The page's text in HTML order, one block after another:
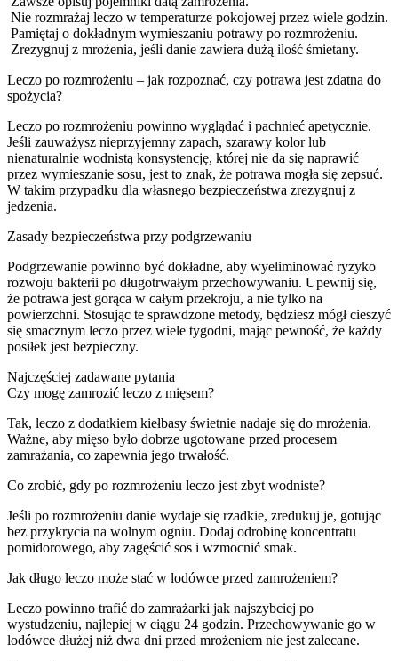
Nie rozmrażaj leczo w temperaturze pokojowej przez wiele godzin.
Pamiętaj o dokładnym wymieszaniu potrawy po rozmrożeniu.
Zrezygnuj z mrożenia, jeśli danie zawiera dużą ilość śmietany.
Leczo po rozmrożeniu – jak rozpoznać, czy potrawa jest zdatna do
spożycia?
Leczo po rozmrożeniu powinno wyglądać i pachnieć apetycznie.
Jeśli zauważysz nieprzyjemny zapach, szarawy kolor lub
nienaturalnie wodnistą konsystencję, której nie da się naprawić
przez wymieszanie sosu, jest to znak, że potrawa mogła się zepsuć.
W takim przypadku dla własnego bezpieczeństwa zrezygnuj z
jedzenia.
Zasady bezpieczeństwa przy podgrzewaniu
Podgrzewanie powinno być dokładne, aby wyeliminować ryzyko
rozwoju bakterii po długotrwałym przechowywaniu. Upewnij się,
że potrawa jest gorąca w całym przekroju, a nie tylko na
powierzchni. Stosując te sprawdzone metody, będziesz mógł cieszyć
się smacznym leczo przez wiele tygodni, mając pewność, że każdy
posiłek jest bezpieczny.
Najczęściej zadawane pytania
Czy mogę zamrozić leczo z mięsem?
Tak, leczo z dodatkiem kiełbasy świetnie nadaje się do mrożenia.
Ważne, aby mięso było dobrze ugotowane przed procesem
zamrażania, co zapewnia jego trwałość.
Co zrobić, gdy po rozmrożeniu leczo jest zbyt wodniste?
Jeśli po rozmrożeniu danie wydaje się rzadkie, zredukuj je, gotując
bez przykrycia na wolnym ogniu. Dodaj odrobinę koncentratu
pomidorowego, aby zagęścić sos i wzmocnić smak.
Jak długo leczo może stać w lodówce przed zamrożeniem?
Leczo powinno trafić do zamrażarki jak najszybciej po
wystudzeniu, najlepiej w ciągu 24 godzin. Przechowywanie go w
lodówce dłużej niż dwa dni przed mrożeniem nie jest zalecane.